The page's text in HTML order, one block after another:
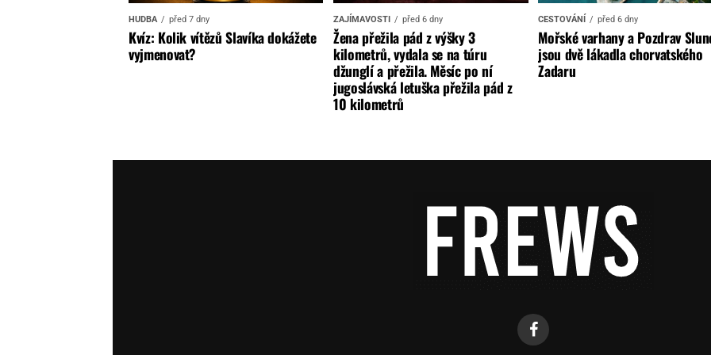
HUDBA před 7 dny
Kvíz: Kolik vítězů Slavíka dokážete
vyjmenovat?
ZAJÍMAVOSTI před 6 dny
Žena přežila pád z výšky 3
kilometrů, vydala se na túru
džunglí a přežila. Měsíc po ní
jugoslávská letuška přežila pád z
10 kilometrů
CESTOVÁNÍ před 6 dny
Mořské varhany a Pozdrav
jsou dvě lákadla chorvatského
Zadaru